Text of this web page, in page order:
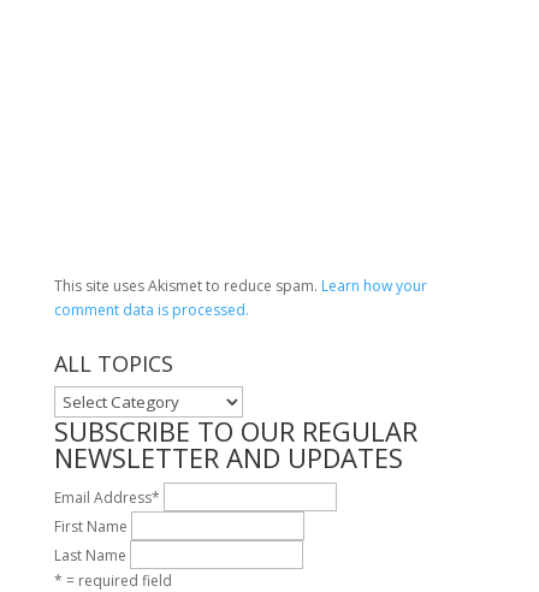
This site uses Akismet to reduce spam. Learn how your
comment data is processed.
ALL TOPICS
ALL
TOPICS
SUBSCRIBE TO OUR REGULAR
NEWSLETTER AND UPDATES
Email Address*
First Name
Last Name
* = required field